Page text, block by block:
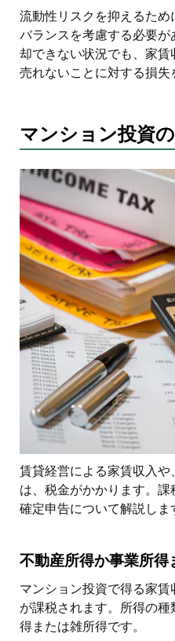
流動性リスクを抑えるた
バランスを考慮する必要
却できない状況でも、家賃
売れないことに対する損失
マンション投資
賃貸経営による家賃収入
は、税金がかかります。
確定申告について解説しま
不動産所得か事業所得
マンション投資で得る家
が課税されます。所得の
得または雑所得です。